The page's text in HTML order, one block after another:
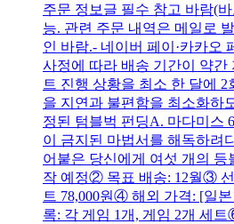
주문 정보글 필수 참고 바람(
능. 관련 주문 내역은 메일로
인 바람.- 네이버 페이·카카오
사정에 따라 배송 기간이 약간
트 진행 상황을 최소 한 달에
을 지연과 불편함을 최소화하
정된 텀블벅 펀딩A. 마다미스
이 금지된 마법서를 해독하려
어붙은 당신에게 여섯 개의 등
작 예정② 목표 배송: 12월③ 선
트 78,000원④ 해외 가격: [일
록: 각 게임 1개, 게임 2개 세